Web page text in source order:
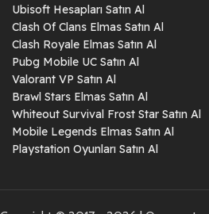
Ubisoft Hesapları Satın Al
Clash Of Clans Elmas Satın Al
Clash Royale Elmas Satın Al
Pubg Mobile UC Satın Al
Valorant VP Satın Al
Brawl Stars Elmas Satın Al
Whiteout Survival Frost Star Satın Al
Mobile Legends Elmas Satın Al
Playstation Oyunları Satın Al